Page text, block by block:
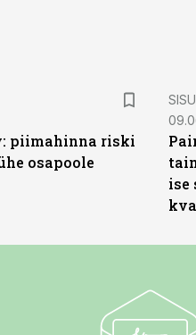
piimahinna riski
osapoole
ST
ise